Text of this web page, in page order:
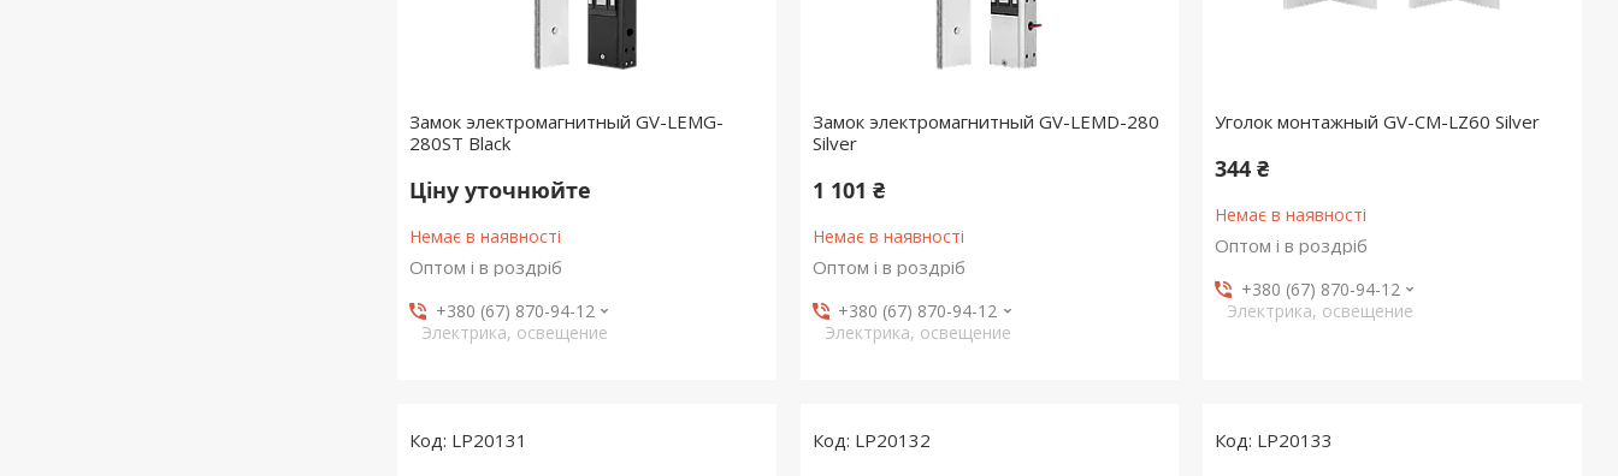
Замок электромагнитный GV-LEMG-
280ST Black
Ціну уточнюйте
Немає в наявності
Оптом і в роздріб
+380 (67) 870-94-12
Электрика, освещение
Замок электромагнитный GV-LEMD-280
Silver
1 101 ₴
Немає в наявності
Оптом і в роздріб
+380 (67) 870-94-12
Электрика, освещение
Уголок монтажный GV-CM-LZ60 Silver
344 ₴
Немає в наявності
Оптом і в роздріб
+380 (67) 870-94-12
Электрика, освещение
LP20131 LP20132 LP20133